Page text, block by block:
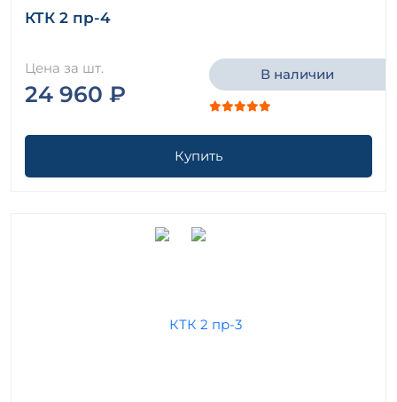
КТК 2 пр-4
Цена за шт.
24 960 ₽
В наличии
Купить